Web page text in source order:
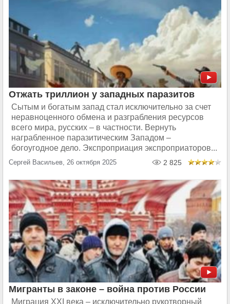
Отжать триллион у западных паразитов
Сытым и богатым запад стал исключительно за счет
неравноценного обмена и разграбления ресурсов
всего мира, русских – в частности. Вернуть
награбленное паразитическим Западом –
богоугодное дело. Экспроприация экспроприаторов...
Сергей Васильев, 26 октября 2025 2 825
Мигранты в законе – война против России
Миграция ХХI века – исключительно рукотворный